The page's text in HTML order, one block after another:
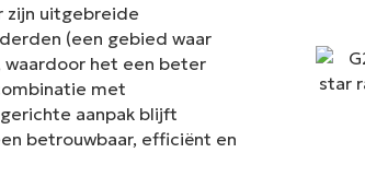
uitgebreide
(een gebied waar
waardoor het een beter
met
aanpak blijft
betrouwbaar, efficiënt en